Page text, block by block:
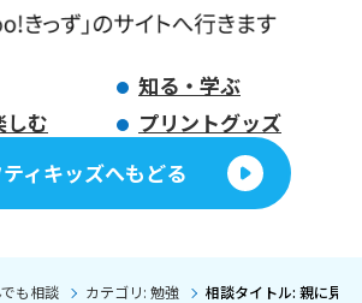
知る・学ぶ
しむ
プリントグッズ
ィキッズへもどる
も相談 カテゴリ: 勉強 相談タイトル: 親に見